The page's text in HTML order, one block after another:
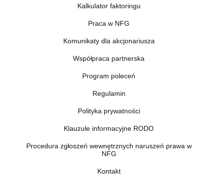
Kalkulator faktoringu
Praca w NFG
Komunikaty dla akcjonariusza
Współpraca partnerska
Program poleceń
Regulamin
Polityka prywatności
Klauzule informacyjne RODO
Procedura zgłoszeń wewnętrznych naruszeń prawa w
NFG
Kontakt